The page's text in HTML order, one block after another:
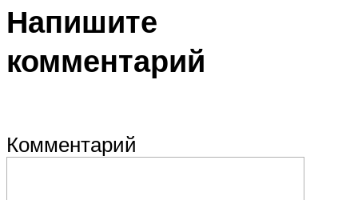
Напишите
комментарий
Комментарий